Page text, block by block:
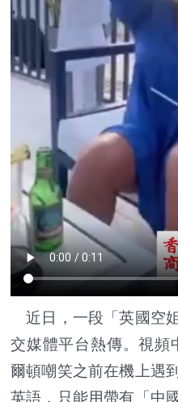
近日，一段「英國空
交媒體平台熱傳。視頻
爾頓嘲笑之前在機上遇
英語，只能用帶有「中